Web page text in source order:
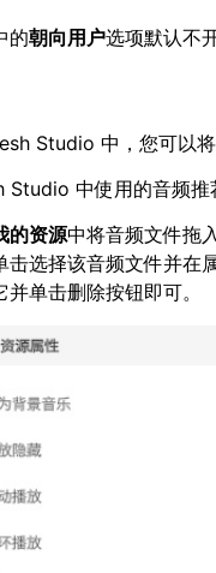
的朝向用户选项默认不
Studio 中，您可以
Studio 中使用的音频推
的资源中将音频文件拖
击选择该音频文件并在
单击删除按钮即可。